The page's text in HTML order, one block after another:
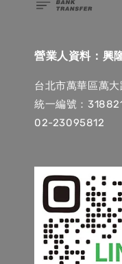
營業人資料：興
台北市萬華區萬
統一編號：
02-23095812